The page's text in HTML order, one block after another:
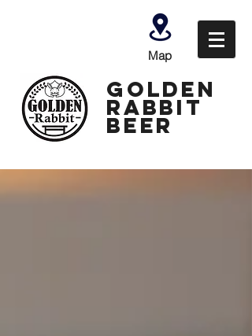
Map
GOLDEN
Rabbit
Beer